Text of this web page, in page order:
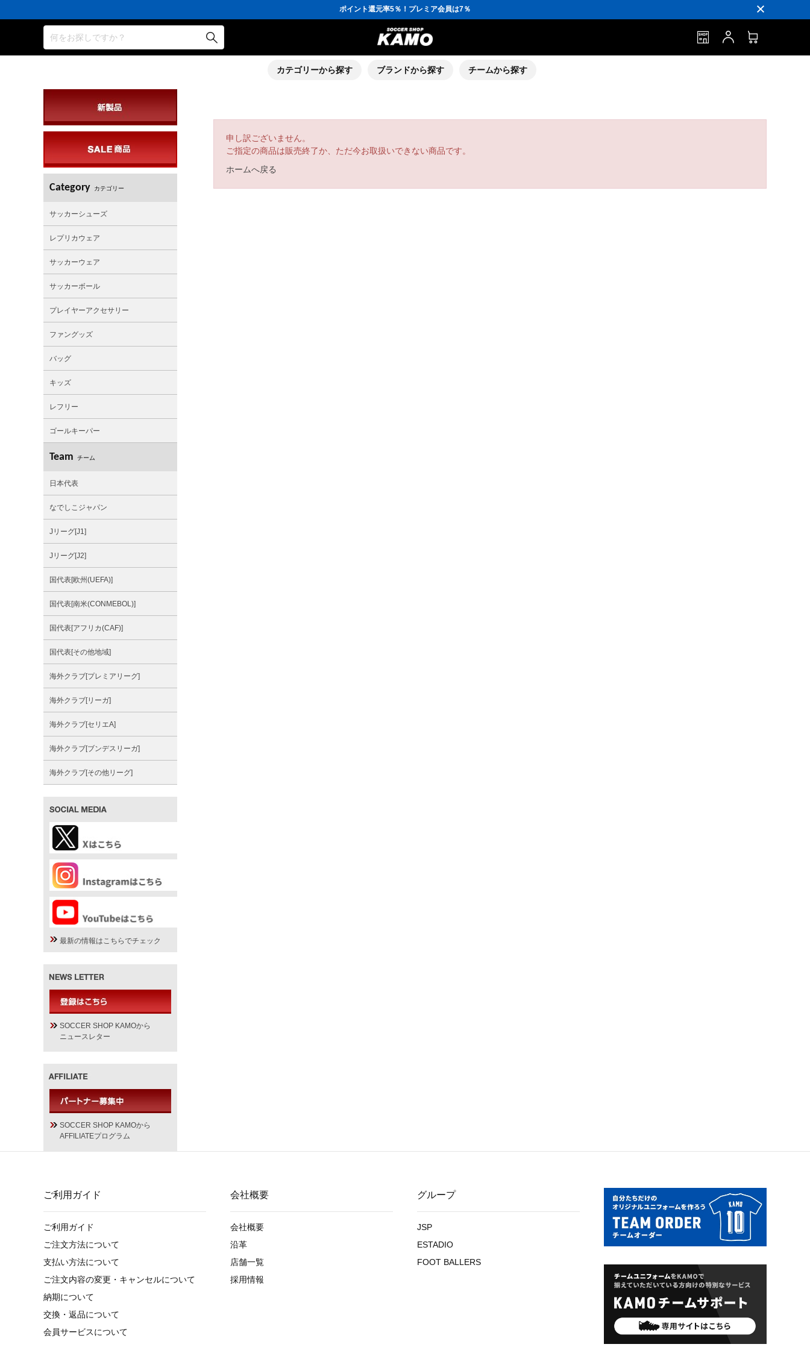
ポイント還元率5％！プレミア会員は7％
会員の方にはお誕生月に「10％OFFクーポン」プレゼント！
16,000円(税込)以上でシューズケースプレゼント！
3,300円(税込)以上で送料無料！
ポイント還元率5％！プレミア会員は7％
会員の方にはお誕生月に「10％OFFクーポン」プレゼント！
何をお探しですか？
カテゴリーから探す ブランドから探す チームから探す
Category カテゴリー
サッカーシューズ
レプリカウェア
サッカーウェア
サッカーボール
プレイヤーアクセサリー
ファングッズ
バッグ
キッズ
レフリー
ゴールキーパー
Team チーム
日本代表
なでしこジャパン
Jリーグ[J1]
Jリーグ[J2]
国代表[欧州(UEFA)]
国代表[南米(CONMEBOL)]
国代表[アフリカ(CAF)]
国代表[その他地域]
海外クラブ[プレミアリーグ]
海外クラブ[リーガ]
海外クラブ[セリエA]
海外クラブ[ブンデスリーガ]
海外クラブ[その他リーグ]
最新の情報はこちらでチェック
SOCCER SHOP KAMOから
ニュースレター
SOCCER SHOP KAMOから
AFFILIATEプログラム
申し訳ございません。
ご指定の商品は販売終了か、ただ今お取扱いできない商品です。
ホームへ戻る
ご利用ガイド
ご利用ガイド
ご注文方法について
支払い方法について
ご注文内容の変更・キャンセルについて
納期について
交換・返品について
会員サービスについて
会社概要
会社概要
沿革
店舗一覧
採用情報
グループ
JSP
ESTADIO
FOOT BALLERS